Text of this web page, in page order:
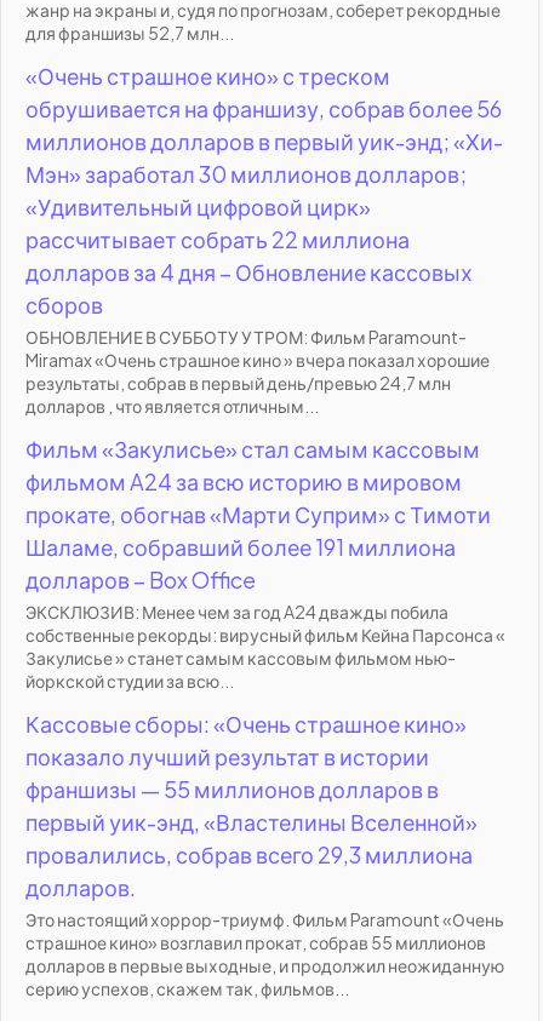
жанр на экраны и, судя по прогнозам, соберет рекордные
для франшизы 52,7 млн...
«Очень страшное кино» с треском
обрушивается на франшизу, собрав более 56
миллионов долларов в первый уик-энд; «Хи-
Мэн» заработал 30 миллионов долларов;
«Удивительный цифровой цирк»
рассчитывает собрать 22 миллиона
долларов за 4 дня – Обновление кассовых
сборов
ОБНОВЛЕНИЕ В СУББОТУ УТРОМ: Фильм Paramount-
Miramax «Очень страшное кино » вчера показал хорошие
результаты, собрав в первый день/превью 24,7 млн
долларов , что является отличным...
Фильм «Закулисье» стал самым кассовым
фильмом A24 за всю историю в мировом
прокате, обогнав «Марти Суприм» с Тимоти
Шаламе, собравший более 191 миллиона
долларов – Box Office
ЭКСКЛЮЗИВ: Менее чем за год A24 дважды побила
собственные рекорды: вирусный фильм Кейна Парсонса «
Закулисье » станет самым кассовым фильмом нью-
йоркской студии за всю...
Кассовые сборы: «Очень страшное кино»
показало лучший результат в истории
франшизы — 55 миллионов долларов в
первый уик-энд, «Властелины Вселенной»
провалились, собрав всего 29,3 миллиона
долларов.
Это настоящий хоррор-триумф. Фильм Paramount «Очень
страшное кино» возглавил прокат, собрав 55 миллионов
долларов в первые выходные, и продолжил неожиданную
серию успехов, скажем так, фильмов...